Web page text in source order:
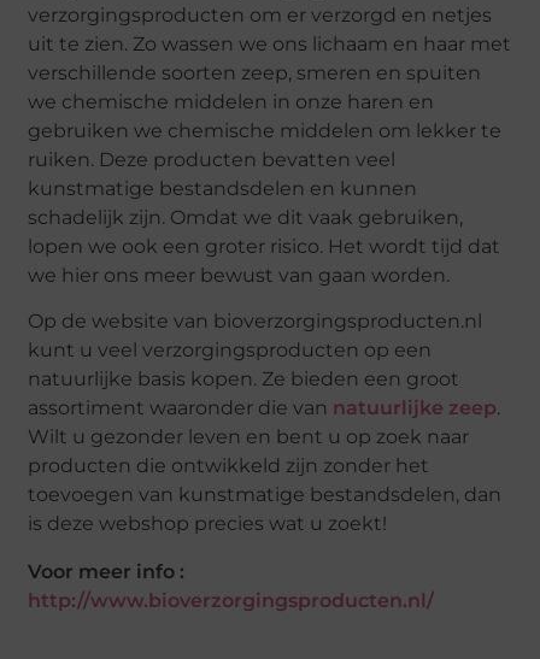
verzorgingsproducten om er verzorgd en netjes
uit te zien. Zo wassen we ons lichaam en haar met
verschillende soorten zeep, smeren en spuiten
we chemische middelen in onze haren en
gebruiken we chemische middelen om lekker te
ruiken. Deze producten bevatten veel
kunstmatige bestandsdelen en kunnen
schadelijk zijn. Omdat we dit vaak gebruiken,
lopen we ook een groter risico. Het wordt tijd dat
we hier ons meer bewust van gaan worden.
Op de website van bioverzorgingsproducten.nl
kunt u veel verzorgingsproducten op een
natuurlijke basis kopen. Ze bieden een groot
assortiment waaronder die van natuurlijke zeep.
Wilt u gezonder leven en bent u op zoek naar
producten die ontwikkeld zijn zonder het
toevoegen van kunstmatige bestandsdelen, dan
is deze webshop precies wat u zoekt!
Voor meer info :
http://www.bioverzorgingsproducten.nl/